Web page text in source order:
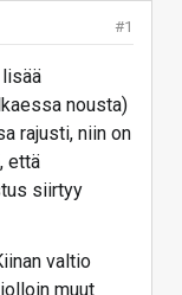
#1
nousta)
rajusti, niin on
että
siirtyy
valtio
muut